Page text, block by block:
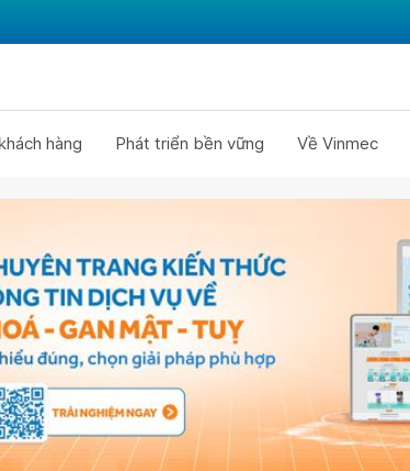
hàng Phát triển bền vững Về Vinmec